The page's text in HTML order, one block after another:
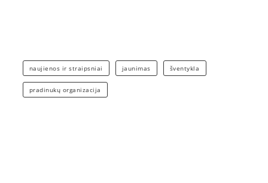
naujienos ir straipsniai jaunimas šventykla
pradinukų organizacija